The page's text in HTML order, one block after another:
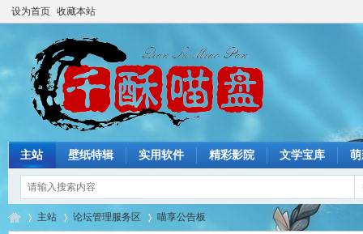
设为首页 收藏本站
主站 壁纸特辑 实用软件 精彩影院 文学宝库
主站 论坛管理服务区 喵享公告板